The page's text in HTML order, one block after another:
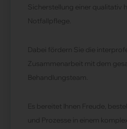
Sicherstellung einer qualitativ
Notfallpflege.
Dabei fördern Sie die
Zusammenarbeit mit dem
Behandlungsteam.
Es bereitet Ihnen Freude,
und Prozesse in einem